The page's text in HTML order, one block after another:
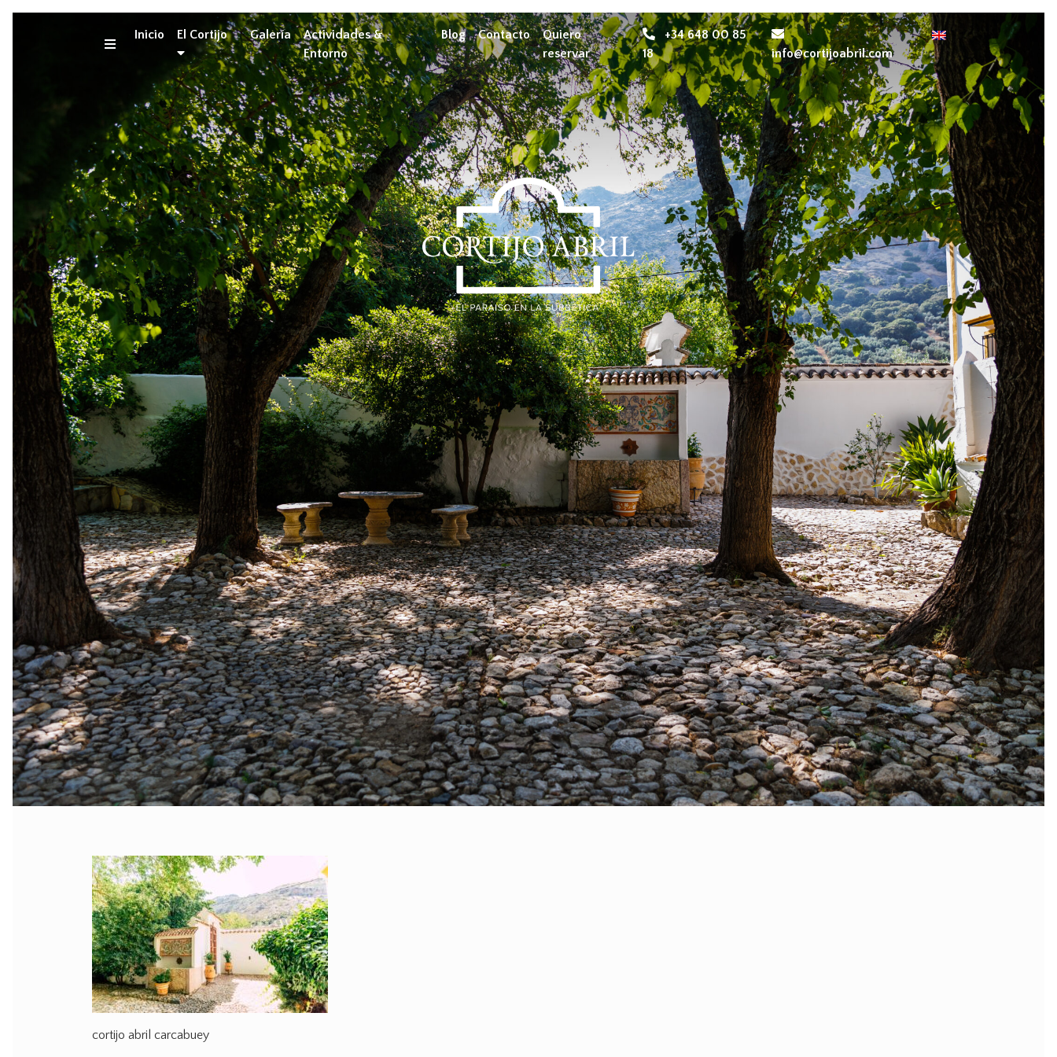
Inicio El Cortijo Galería
Actividades &
Entorno
Blog Contacto
Quiero
reservar
+34 648 00 85
18
info@cortijoabril.com
cortijo abril carcabuey